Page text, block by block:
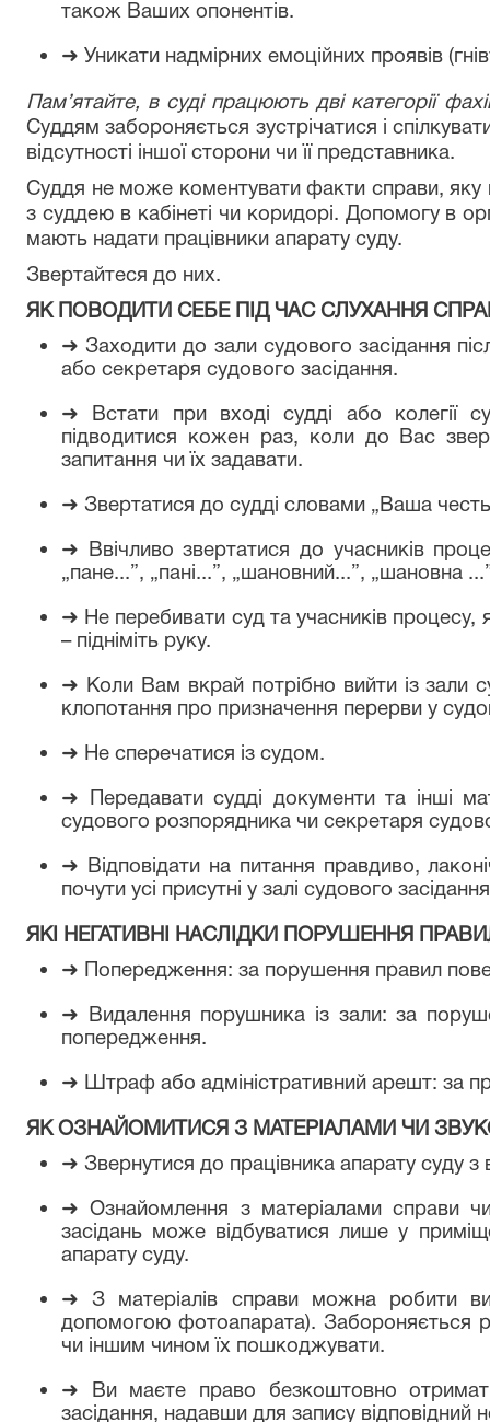
також Ваших опонентів.
➜ Уникати надмірних емоційних проявів
Пам’ятайте, в суді працюють дві категорії
Суддям забороняється зустрічатися і
відсутності іншої сторони чи її представника.
Суддя не може коментувати факти справи, яку
з суддею в кабінеті чи коридорі. Допомогу в
мають надати працівники апарату суду.
Звертайтеся до них.
ЯК ПОВОДИТИ СЕБЕ ПІД ЧАС СЛУХАННЯ
➜ Заходити до зали судового засідання
або секретаря судового засідання.
➜ Встати при вході судді або колегії
підводитися кожен раз, коли до Вас
запитання чи їх задавати.
➜ Звертатися до судді словами „Ваша
➜ Ввічливо звертатися до учасників
„пане...”, „пані...”, „шановний...”, „шановна
➜ Не перебивати суд та учасників
– підніміть руку.
➜ Коли Вам вкрай потрібно вийти із зали
клопотання про призначення перерви у
➜ Не сперечатися із судом.
➜ Передавати судді документи та інші
судового розпорядника чи секретаря
➜ Відповідати на питання правдиво,
почути усі присутні у залі судового
ЯКІ НЕГАТИВНІ НАСЛІДКИ ПОРУШЕННЯ
➜ Попередження: за порушення правил
➜ Видалення порушника із зали: за
попередження.
➜ Штраф або адміністративний арешт: за
ЯК ОЗНАЙОМИТИСЯ З МАТЕРІАЛАМИ ЧИ
➜ Звернутися до працівника апарату суду з
➜ Ознайомлення з матеріалами справи
засідань може відбуватися лише у
апарату суду.
➜ З матеріалів справи можна робити
допомогою фотоапарата). Забороняється
чи іншим чином їх пошкоджувати.
➜ Ви маєте право безкоштовно
засідання, надавши для запису відповідний